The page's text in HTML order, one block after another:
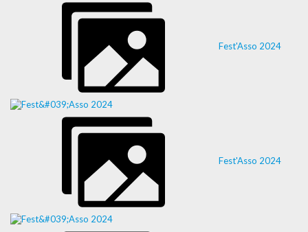
Fest'Asso 2024
Fest'Asso 2024